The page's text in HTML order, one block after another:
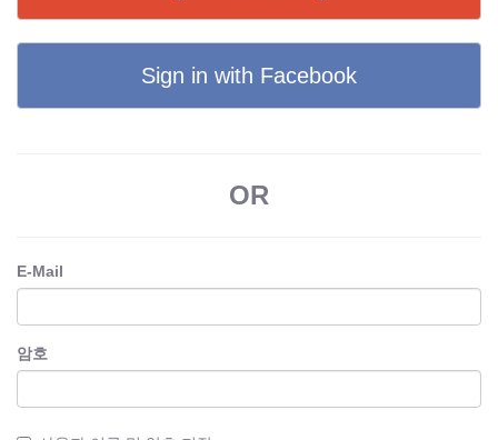
Sign in with Facebook
OR
E-Mail
암호